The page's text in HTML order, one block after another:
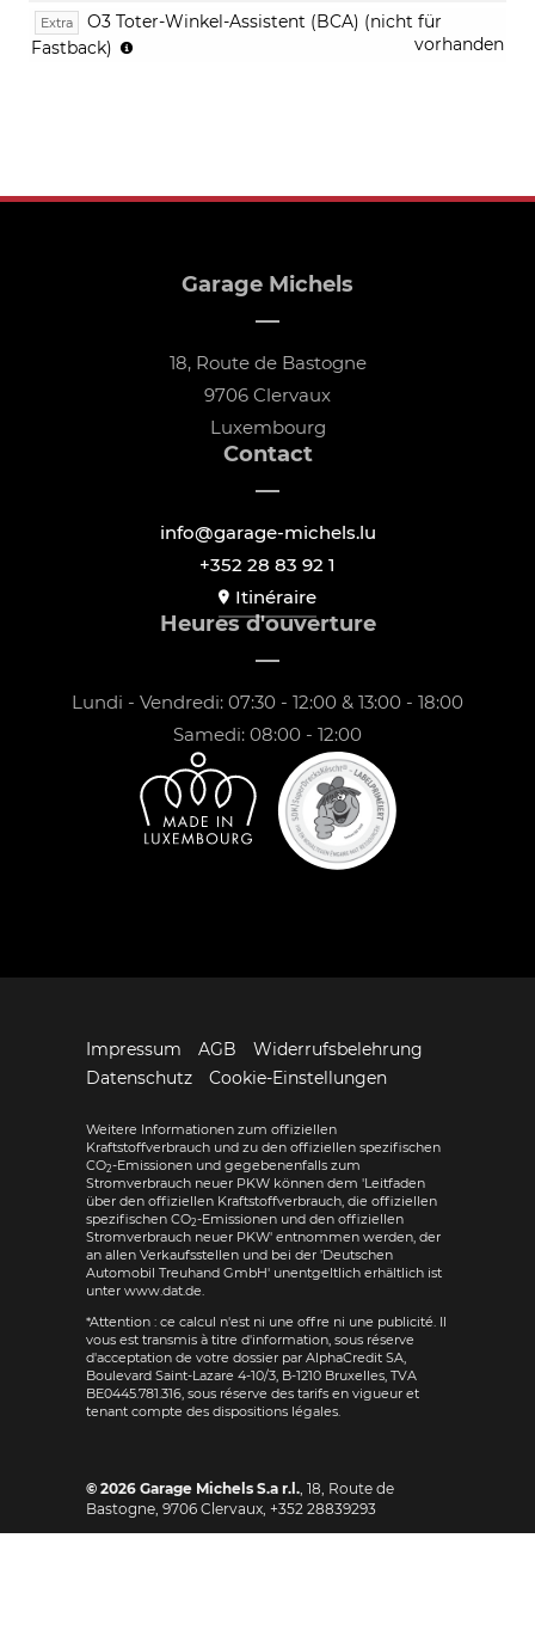
und
Extra
O3 Toter-Winkel-Assistent (BCA) (nicht für
Fastback)
vorhanden
Garage Michels
18, Route de Bastogne
9706 Clervaux
Luxembourg
Contact
info@garage-michels.lu
+352 28 83 92 1
Itinéraire
Heures d'ouverture
Lundi - Vendredi: 07:30 - 12:00 & 13:00 - 18:00
Samedi: 08:00 - 12:00
Impressum AGB
Widerrufsbelehrung
Datenschutz
Cookie-Einstellungen
Weitere Informationen zum offiziellen
Kraftstoffverbrauch und zu den offiziellen spezifischen
CO2-Emissionen und gegebenenfalls zum
Stromverbrauch neuer PKW können dem 'Leitfaden
über den offiziellen Kraftstoffverbrauch, die offiziellen
spezifischen CO2-Emissionen und den offiziellen
Stromverbrauch neuer PKW' entnommen werden, der
an allen Verkaufsstellen und bei der 'Deutschen
Automobil Treuhand GmbH' unentgeltlich erhältlich ist
unter www.dat.de.
*Attention : ce calcul n'est ni une offre ni une publicité. Il
vous est transmis à titre d'information, sous réserve
d'acceptation de votre dossier par AlphaCredit SA,
Boulevard Saint-Lazare 4-10/3, B-1210 Bruxelles, TVA
BE0445.781.316, sous réserve des tarifs en vigueur et
tenant compte des dispositions légales.
© 2026 Garage Michels S.a r.l., 18, Route de
Bastogne, 9706 Clervaux, +352 28839293